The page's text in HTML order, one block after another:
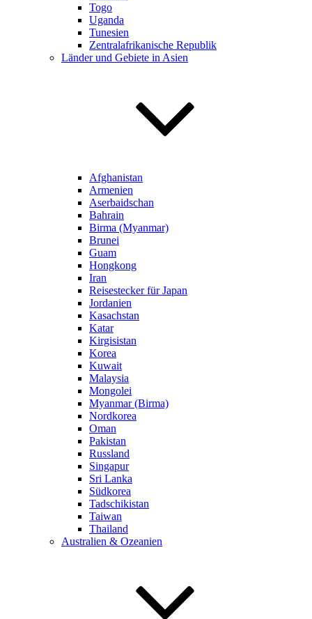
Togo
Uganda
Tunesien
Zentralafrikanische Republik
Länder und Gebiete in Asien
Afghanistan
Armenien
Aserbaidschan
Bahrain
Birma (Myanmar)
Brunei
Guam
Hongkong
Iran
Reisestecker für Japan
Jordanien
Kasachstan
Katar
Kirgisistan
Korea
Kuwait
Malaysia
Mongolei
Myanmar (Birma)
Nordkorea
Oman
Pakistan
Russland
Singapur
Sri Lanka
Südkorea
Tadschikistan
Taiwan
Thailand
Australien & Ozeanien